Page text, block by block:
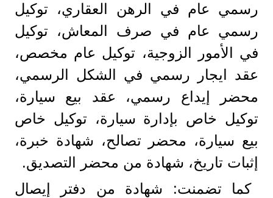
رسمي عام في الرهن العقاري، توكيل
رسمي عام في صرف المعاش، توكيل
في الأمور الزوجية، توكيل عام مخصص،
عقد ايجار رسمي في الشكل الرسمي،
محضر إيداع رسمي، عقد بيع سيارة،
توكيل خاص بإدارة سيارة، توكيل خاص
بيع سيارة، محضر تصالح، شهادة خبرة،
إثبات تاريخ، شهادة من محضر التصديق.
كما تضمنت: شهادة من دفتر إيصال